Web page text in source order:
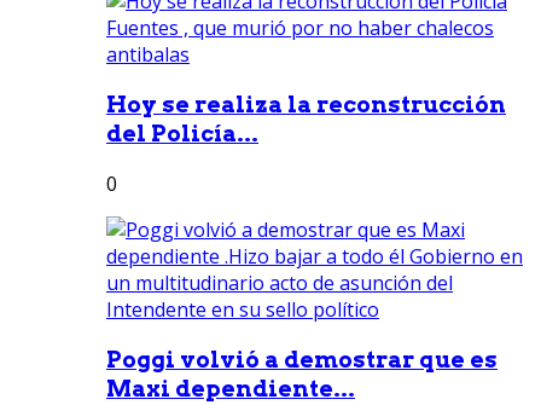
Hoy se realiza la reconstrucción
del Policía...
0
Poggi volvió a demostrar que es
Maxi dependiente...